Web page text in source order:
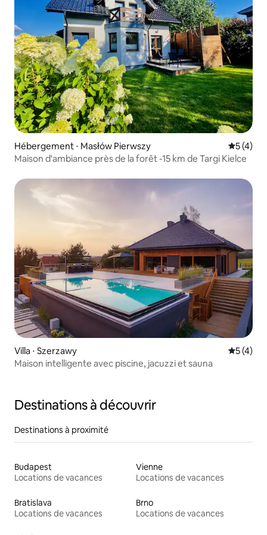
Hébergement ⋅ Masłów Pierwszy
5 (4)
Maison d'ambiance près de la forêt -15 km de Targi Kielce
Villa ⋅ Szerzawy
5 (4)
Maison intelligente avec piscine, jacuzzi et sauna
Destinations à découvrir
Destinations à proximité
Budapest
Locations de vacances
Vienne
Locations de vacances
Bratislava
Locations de vacances
Brno
Locations de vacances